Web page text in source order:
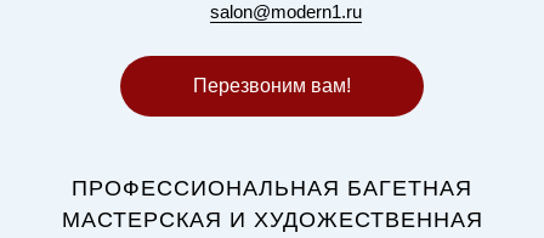
salon@modern1.ru
Перезвоним вам!
ПРОФЕССИОНАЛЬНАЯ БАГЕТНАЯ
МАСТЕРСКАЯ И ХУДОЖЕСТВЕННАЯ